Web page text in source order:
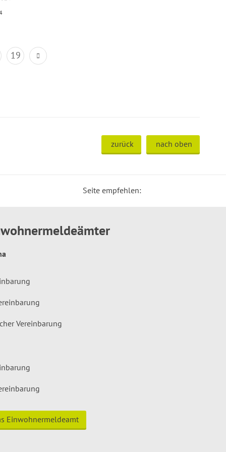
19
zurück nach oben
Seite empfehlen:
Vereinbarung
Einwohnermeldeamt